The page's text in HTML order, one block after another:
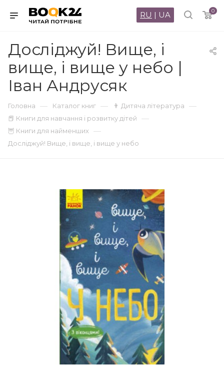
0
RU | UA
Досліджуй! Вище, і
вище, і вище у небо |
Іван Андрусяк
Головна — Каталог книг — 👨 Дитяча література —
📕 Книги для навчання і розвитку дітей —
🦉 Книги для найменших —
Досліджуй! Вище, і вище, і вище у небо